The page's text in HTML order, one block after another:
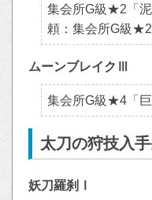
集会所G級★2「
頼：集会所G級
ムーンブレイクⅢ
集会所G級★4「
太刀の狩技入
妖刀羅刹Ⅰ